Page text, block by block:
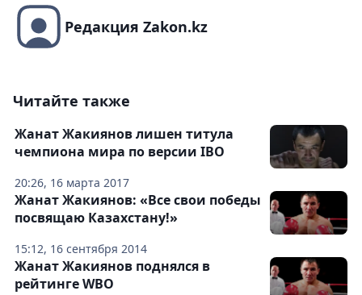
Редакция Zakon.kz
Читайте также
20:26, 16 марта 2017
Жанат Жакиянов лишен титула
чемпиона мира по версии IBO
15:12, 16 сентября 2014
Жанат Жакиянов: «Все свои победы
посвящаю Казахстану!»
Жанат Жакиянов поднялся в
рейтинге WBO